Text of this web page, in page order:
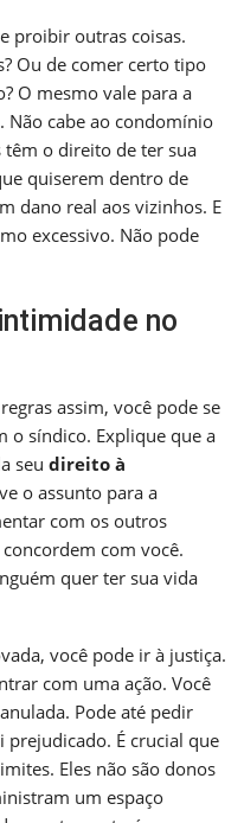
proibir outras coisas.
Ou de comer certo tipo
O mesmo vale para a
Não cabe ao condomínio
o direito de ter sua
quiserem dentro de
dano real aos vizinhos. E
excessivo. Não pode
no
assim, você pode se
o síndico. Explique que a
seu direito à
o assunto para a
com os outros
com você.
quer ter sua vida
você pode ir à justiça.
com uma ação. Você
Pode até pedir
prejudicado. É crucial que
Eles não são donos
um espaço